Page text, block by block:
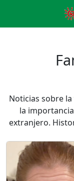
Noticias sobre
la
extranjero.